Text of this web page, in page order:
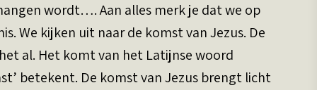
wordt…. Aan alles merk je dat we op
We kijken uit naar de komst van Jezus. De
al. Het komt van het Latijnse woord
betekent. De komst van Jezus brengt licht